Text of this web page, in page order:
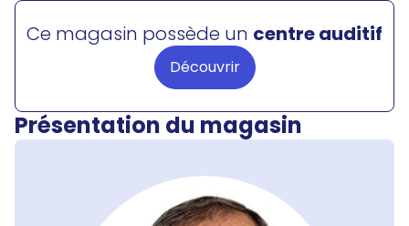
Ce magasin possède un centre auditif
Découvrir
Présentation du magasin